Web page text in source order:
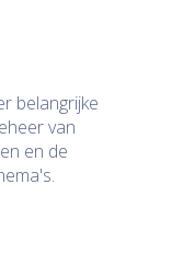
belangrijke
van
en de